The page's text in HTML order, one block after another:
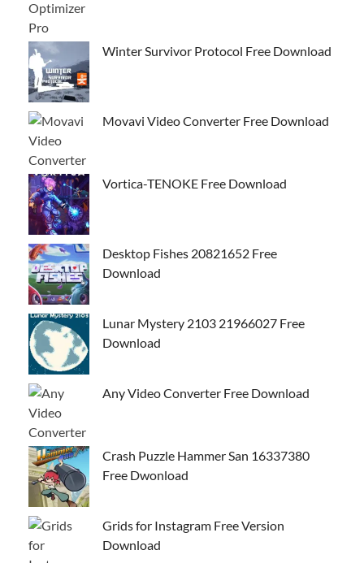
Winter Survivor Protocol Free Download
Movavi Video Converter Free Download
Vortica-TENOKE Free Download
Desktop Fishes 20821652 Free
Download
Lunar Mystery 2103 21966027 Free
Download
Any Video Converter Free Download
Crash Puzzle Hammer San 16337380
Free Dwonload
Grids for Instagram Free Version
Download